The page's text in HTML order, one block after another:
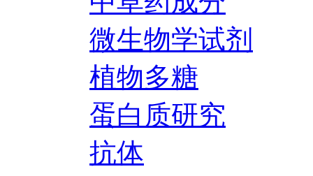
微生物学试剂
植物多糖
蛋白质研究
抗体